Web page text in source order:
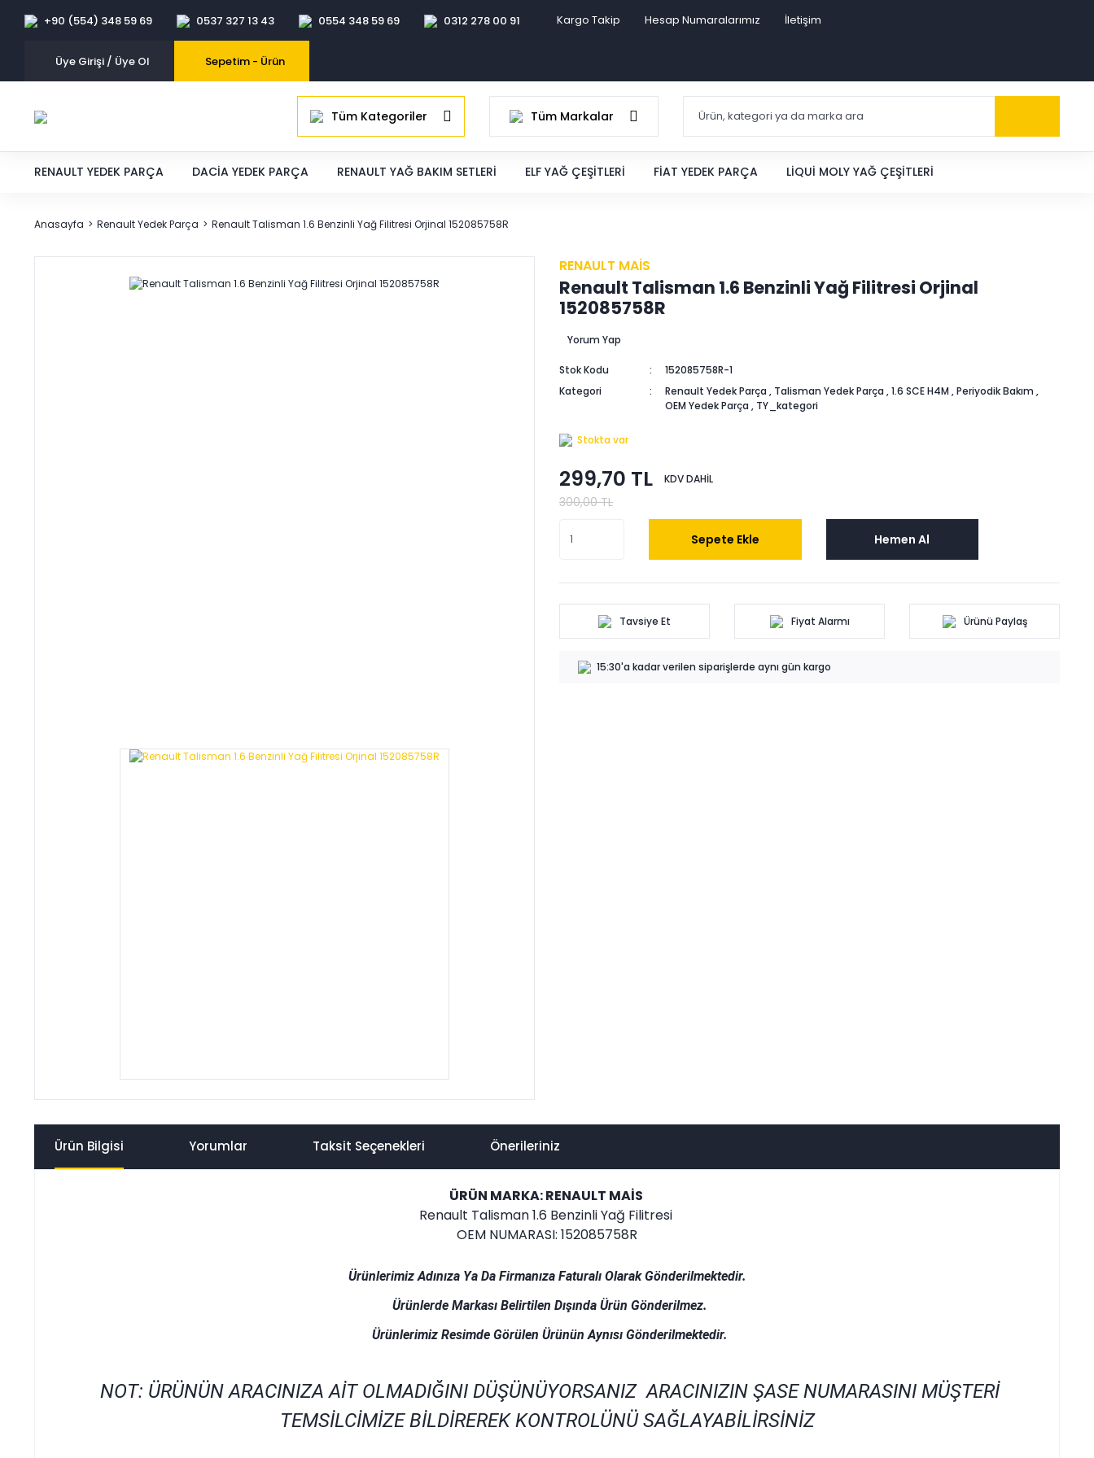
+90 (554) 348 59 69 0537 327 13 43 0554 348 59 69 0312 278 00 91 Kargo Takip Hesap Numaralarımız İletişim
Üye Girişi / Üye Ol Sepetim - Ürün
Tüm Kategoriler Tüm Markalar
RENAULT YEDEK PARÇA DACIA YEDEK PARÇA RENAULT YAĞ BAKIM SETLERI ELF YAĞ ÇEŞITLERI FIAT YEDEK PARÇA LIQUI MOLY YAĞ ÇEŞITLERI
Anasayfa Renault Yedek Parça Renault Talisman 1.6 Benzinli Yağ Filitresi Orjinal 152085758R
RENAULT MAİS
Renault Talisman 1.6 Benzinli Yağ Filitresi Orjinal
152085758R
Yorum Yap
Stok Kodu
152085758R-1
Kategori
Renault Yedek Parça , Talisman Yedek Parça ,1.6 SCE H4M ,Periyodik Bakım ,
OEM Yedek Parça , TY_kategori
Stokta var
299,70 TL KDV DAHİL
300,00 TL
Sepete Ekle Hemen Al
Tavsiye Et Fiyat Alarmı Ürünü Paylaş
15:30'a kadar verilen siparişlerde aynı gün kargo
Ürün Bilgisi Yorumlar Taksit Seçenekleri Önerileriniz
ÜRÜN MARKA: RENAULT MAİS
Renault Talisman 1.6 Benzinli Yağ Filitresi
OEM NUMARASI: 152085758R
Ürünlerimiz Adınıza Ya Da Firmanıza Faturalı Olarak Gönderilmektedir.
Ürünlerde Markası Belirtilen Dışında Ürün Gönderilmez.
Ürünlerimiz Resimde Görülen Ürünün Aynısı Gönderilmektedir.
NOT: ÜRÜNÜN ARACINIZA AİT OLMADIĞINI DÜŞÜNÜYORSANIZ ARACINIZIN ŞASE NUMARASINI MÜŞTERİ
TEMSİLCİMİZE BİLDİREREK KONTROLÜNÜ SAĞLAYABİLİRSİNİZ